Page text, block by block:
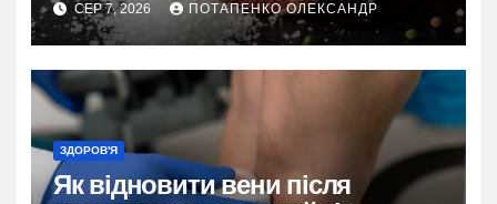
СЕР 7, 2026 ПОТАПЕНКО ОЛЕКСАНДР
ЗДОРОВ'Я
Як відновити вени після